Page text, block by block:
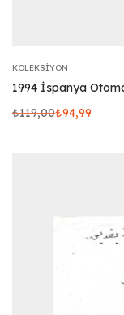
KOLEKSIYON
1994 İspanya
₺119,00₺94,99